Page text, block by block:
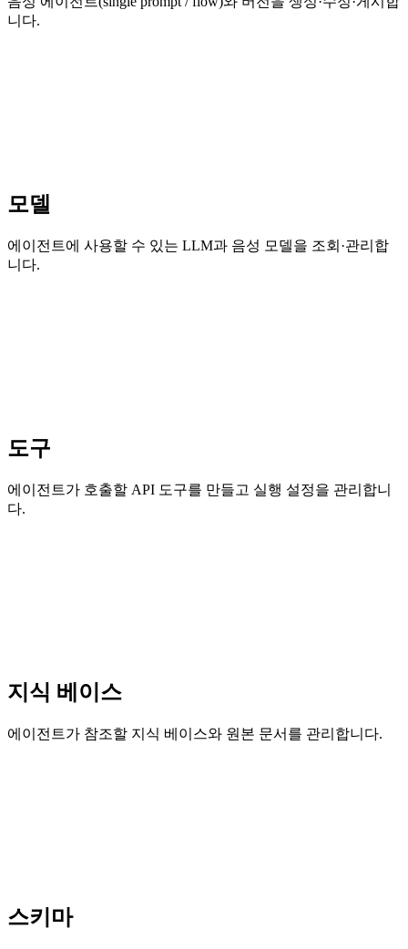
니다.
모델
에이전트에 사용할 수 있는 LLM과 음성 모델을 조회·관리합
니다.
도구
에이전트가 호출할 API 도구를 만들고 실행 설정을 관리합니
다.
지식 베이스
에이전트가 참조할 지식 베이스와 원본 문서를 관리합니다.
스키마